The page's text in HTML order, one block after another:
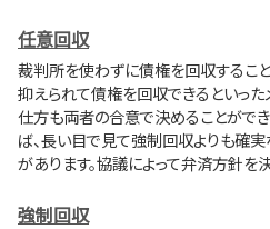
任意回収
裁判所を使わずに債権を回収するこ
抑えられて債権を回収できるといった
仕方も両者の合意で決めることがで
ば、長い目で見て強制回収よりも確
があります。協議によって弁済方針を
強制回収